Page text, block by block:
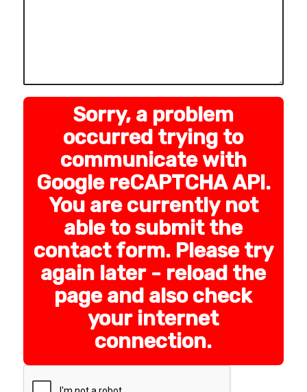
Sorry, a problem
occurred trying to
communicate with
Google reCAPTCHA API.
You are currently not
able to submit the
contact form. Please try
again later - reload the
page and also check
your internet
connection.